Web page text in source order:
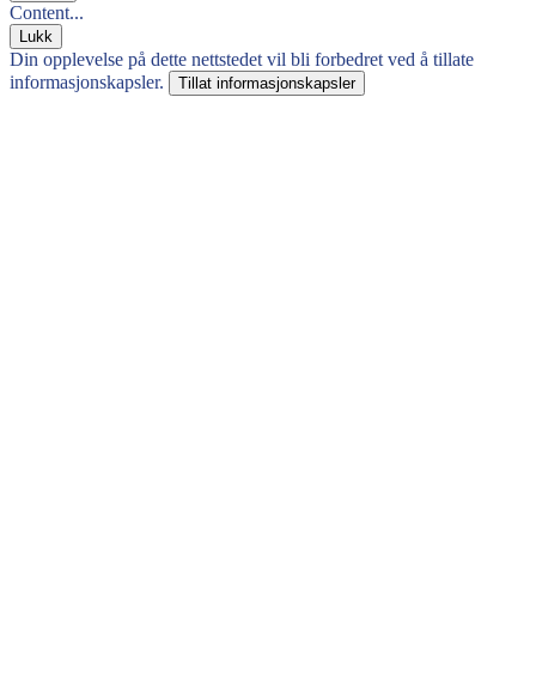
Content...
Lukk
Din opplevelse på dette nettstedet vil bli forbedret ved å tillate
informasjonskapsler.
Tillat informasjonskapsler